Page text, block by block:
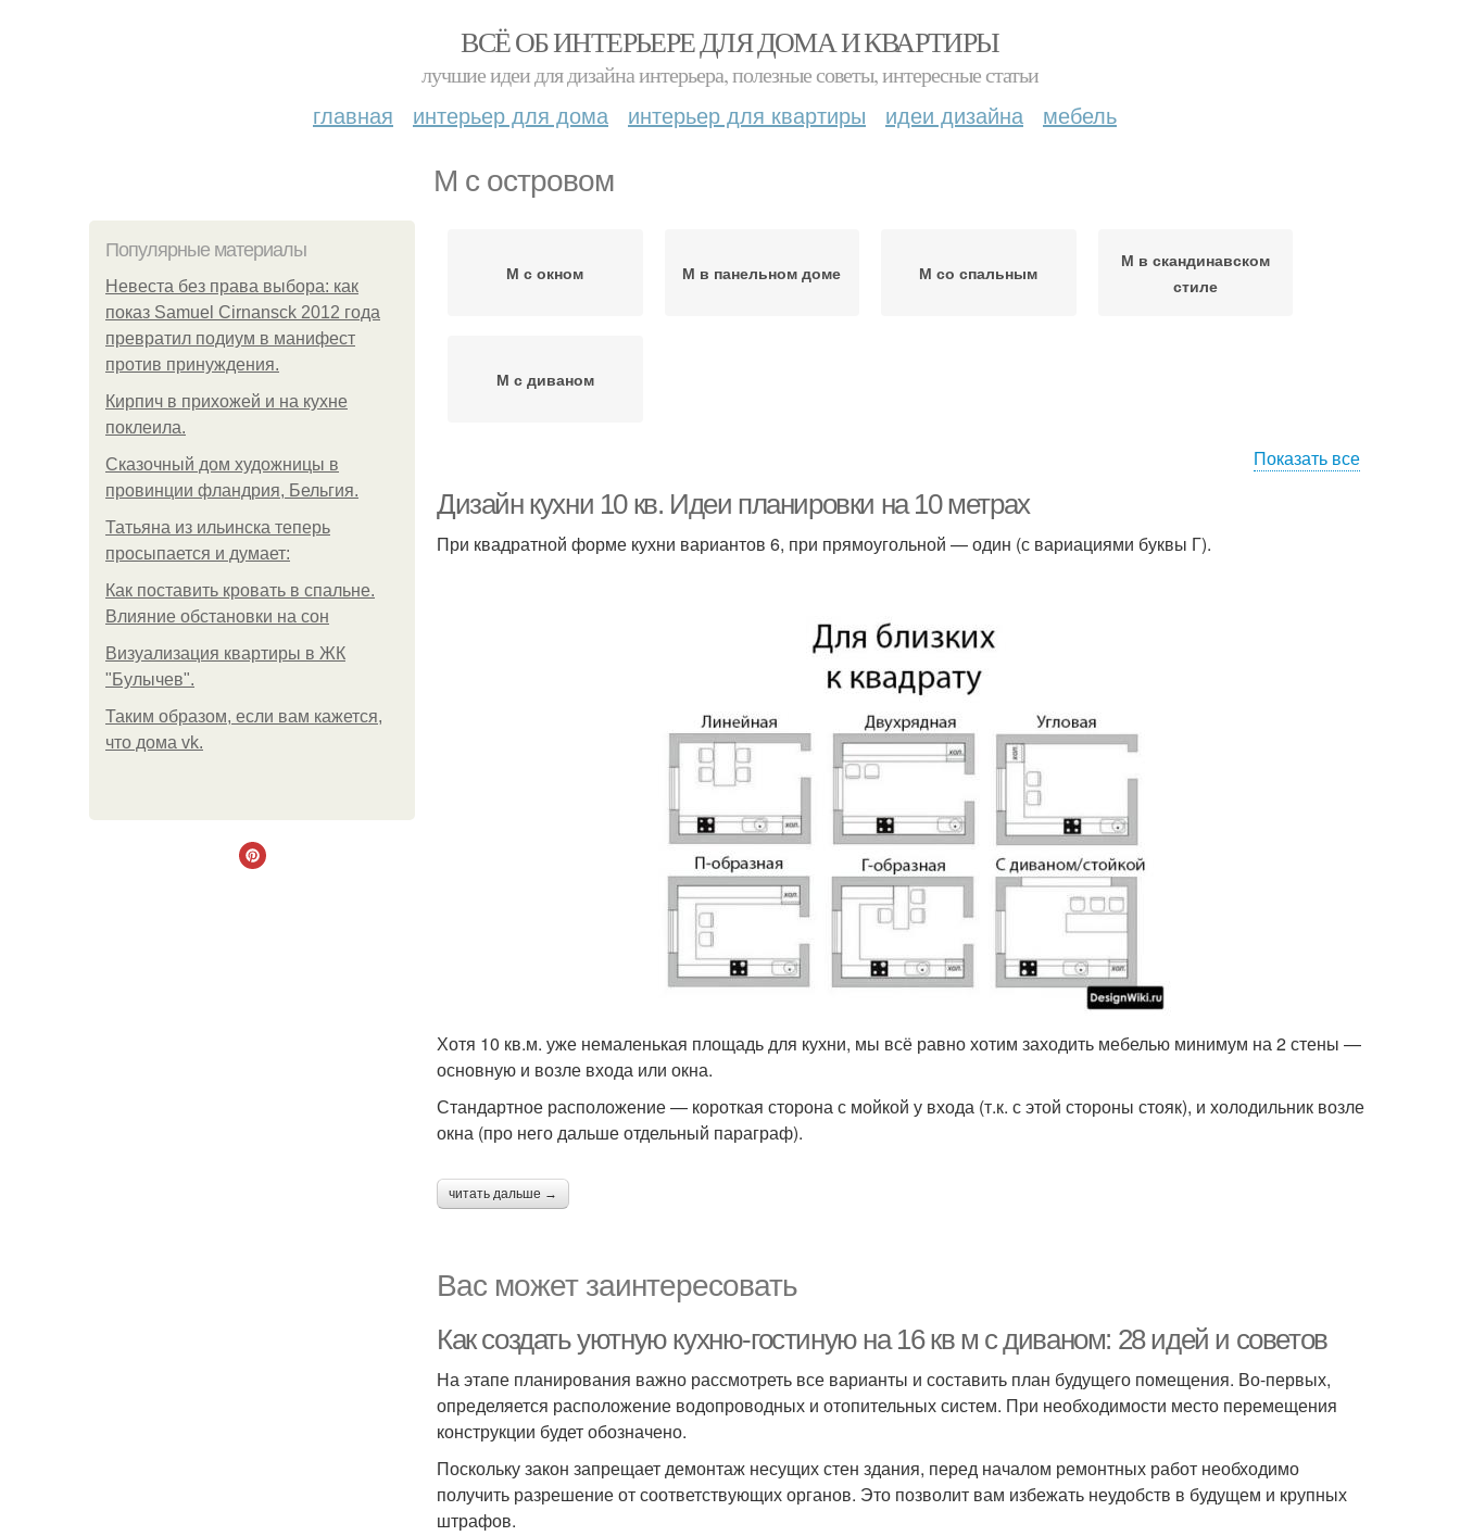
ВСЁ ОБ ИНТЕРЬЕРЕ ДЛЯ ДОМА И КВАРТИРЫ
лучшие идеи для дизайна интерьера, полезные советы, интересные статьи
главная интерьер для дома интерьер для квартиры идеи дизайна мебель
М с островом
Популярные материалы
Невеста без права выбора: как
показ Samuel Cirnansck 2012 года
превратил подиум в манифест
против принуждения.
Кирпич в прихожей и на кухне
поклеила.
Сказочный дом художницы в
провинции фландрия, Бельгия.
Татьяна из ильинска теперь
просыпается и думает:
Как поставить кровать в спальне.
Влияние обстановки на сон
Визуализация квартиры в ЖК
"Булычев".
Таким образом, если вам кажется,
что дома vk.
М с окном М в панельном доме М со спальным
М в скандинавском
стиле
М с диваном
Показать все
Дизайн кухни 10 кв. Идеи планировки на 10 метрах
При квадратной форме кухни вариантов 6, при прямоугольной — один (с вариациями буквы Г).
Хотя 10 кв.м. уже немаленькая площадь для кухни, мы всё равно хотим заходить мебелью минимум на 2 стены —
основную и возле входа или окна.
Стандартное расположение — короткая сторона с мойкой у входа (т.к. с этой стороны стояк), и холодильник возле
окна (про него дальше отдельный параграф).
читать дальше →
Вас может заинтересовать
Как создать уютную кухню-гостиную на 16 кв м с диваном: 28 идей и советов
На этапе планирования важно рассмотреть все варианты и составить план будущего помещения. Во-первых,
определяется расположение водопроводных и отопительных систем. При необходимости место перемещения
конструкции будет обозначено.
Поскольку закон запрещает демонтаж несущих стен здания, перед началом ремонтных работ необходимо
получить разрешение от соответствующих органов. Это позволит вам избежать неудобств в будущем и крупных
штрафов.